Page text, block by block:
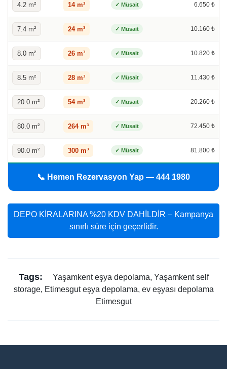
4.2 m² 14 m³ ✓ Müsait 6.650 ₺
7.4 m² 24 m³ ✓ Müsait 10.160 ₺
8.0 m² 26 m³ ✓ Müsait 10.820 ₺
8.5 m² 28 m³ ✓ Müsait 11.430 ₺
20.0 m² 54 m³ ✓ Müsait 20.260 ₺
80.0 m² 264 m³ ✓ Müsait 72.450 ₺
90.0 m² 300 m³ ✓ Müsait 81.800 ₺
📞 Hemen Rezervasyon Yap — 444 1980
DEPO KİRALARINA %20 KDV DAHİLDİR – Kampanya
sınırlı süre için geçerlidir.
Tags:
Yaşamkent eşya depolama, Yaşamkent self
storage, Etimesgut eşya depolama, ev eşyası depolama
Etimesgut